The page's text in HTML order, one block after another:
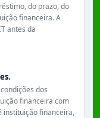
do prazo, do
financeira. A
antes da
dos
financeira com
instituição financeira,